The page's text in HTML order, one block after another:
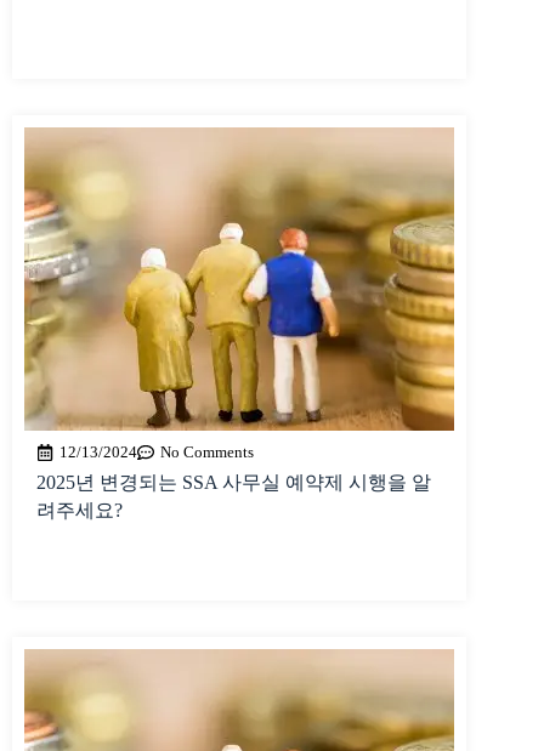
12/13/2024 No Comments
2025년 변경되는 SSA 사무실 예약제 시행을 알
려주세요?